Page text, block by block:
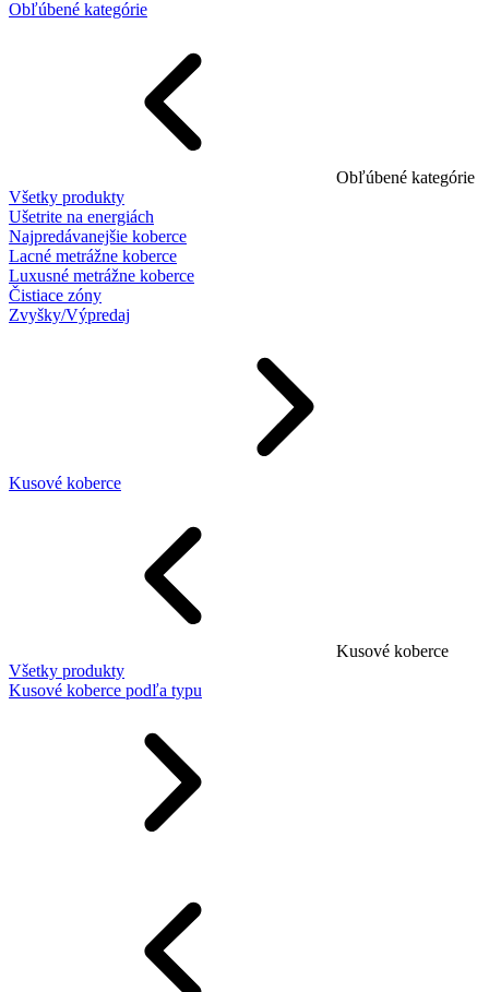
Obľúbené kategórie
Obľúbené kategórie
Všetky produkty
Ušetrite na energiách
Najpredávanejšie koberce
Lacné metrážne koberce
Luxusné metrážne koberce
Čistiace zóny
Zvyšky/Výpredaj
Kusové koberce
Kusové koberce
Všetky produkty
Kusové koberce podľa typu